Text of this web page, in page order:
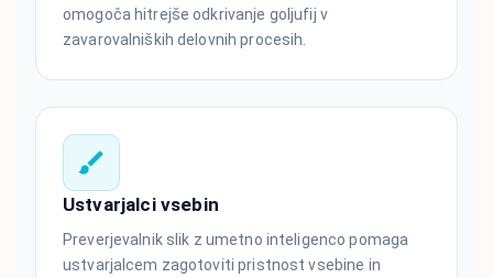
omogoča hitrejše odkrivanje goljufij v
zavarovalniških delovnih procesih.
Ustvarjalci vsebin
Preverjevalnik slik z umetno inteligenco pomaga
ustvarjalcem zagotoviti pristnost vsebine in